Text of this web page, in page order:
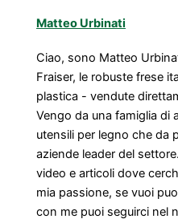
Matteo Urbinati
Ciao, sono Matteo
Fraiser, le robuste frese
plastica - vendute
Vengo da una famiglia di
utensili per legno che da
aziende leader del
video e articoli dove
mia passione, se vuoi
con me puoi seguirci nel